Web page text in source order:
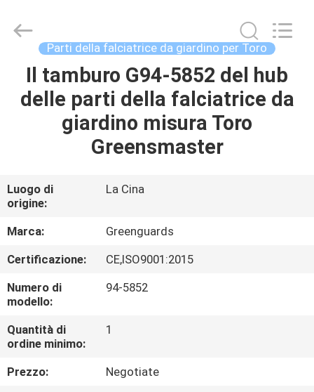
CASA
PRODOTTI
NOI
GIRO
DELLA
FABBRICA
CONTROLLO
DI
QUALITÀ
Hesheng
Long
Reserved.
Parti della falciatrice da giardino per Toro
Il tamburo G94-5852 del hub
delle parti della falciatrice da
giardino misura Toro
Greensmaster
Luogo di
origine:
La Cina
Marca:
Greenguards
Certificazione:
CE,ISO9001:2015
Numero di
modello:
94-5852
Quantità di
ordine minimo:
1
Prezzo:
Negotiate